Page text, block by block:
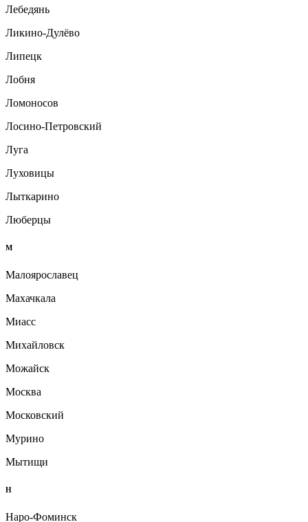
Лебедянь
Ликино-Дулёво
Липецк
Лобня
Ломоносов
Лосино-Петровский
Луга
Луховицы
Лыткарино
Люберцы
М
Малоярославец
Махачкала
Миасс
Михайловск
Можайск
Москва
Московский
Мурино
Мытищи
Н
Наро-Фоминск